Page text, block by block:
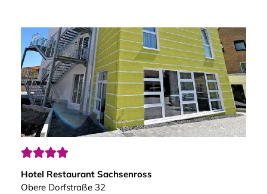

Hotel Restaurant Sachsenross
Obere Dorfstraße 32